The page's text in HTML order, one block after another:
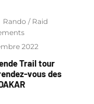
Rando / Raid
2022
Trail tour
vous des